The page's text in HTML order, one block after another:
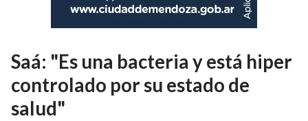
Saá: "Es una bacteria y está hiper
controlado por su estado de
salud"